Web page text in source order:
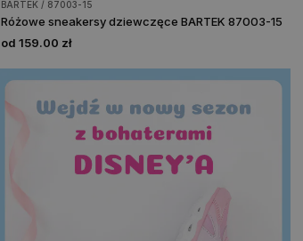
BARTEK / 87003-15
Różowe sneakersy dziewczęce BARTEK 87003-15
od 159.00 zł